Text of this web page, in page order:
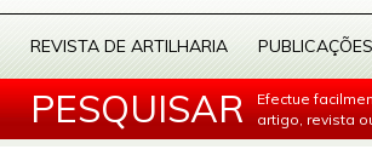
REVISTA DE ARTILHARIA PUBLICAÇÕES
PESQUISAR
Efectue
artigo, revista